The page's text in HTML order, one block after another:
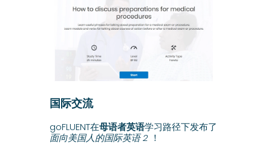
国际交流
goFLUENT在母语者英语学习路径下发布了
面向美国人的国际英语 2 ！